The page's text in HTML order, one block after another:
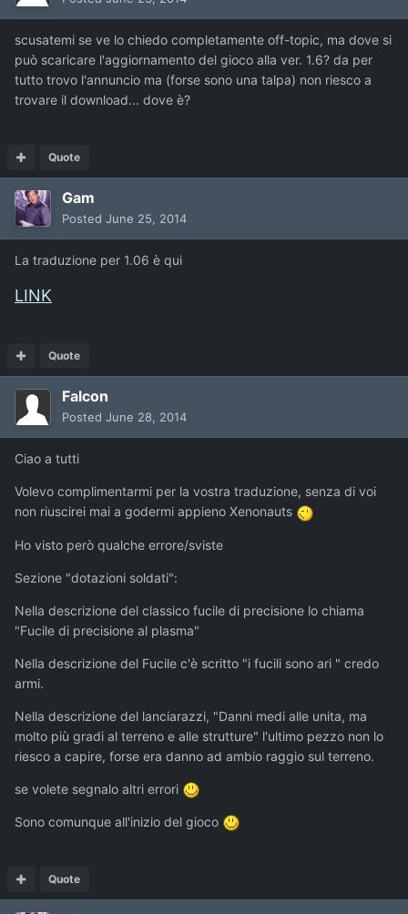
scusatemi se ve lo chiedo completamente off-topic, ma dove si
può scaricare l'aggiornamento del gioco alla ver. 1.6? da per
tutto trovo l'annuncio ma (forse sono una talpa) non riesco a
trovare il download... dove è?
Quote
Gam
Posted June 25, 2014
La traduzione per 1.06 è qui
LINK
Quote
Falcon
Posted June 28, 2014
Ciao a tutti
Volevo complimentarmi per la vostra traduzione, senza di voi
non riuscirei mai a godermi appieno Xenonauts
Ho visto però qualche errore/sviste
Sezione "dotazioni soldati":
Nella descrizione del classico fucile di precisione lo chiama
"Fucile di precisione al plasma"
Nella descrizione del Fucile c'è scritto "i fucili sono ari " credo
armi.
Nella descrizione del lanciarazzi, "Danni medi alle unita, ma
molto più gradi al terreno e alle strutture" l'ultimo pezzo non lo
riesco a capire, forse era danno ad ambio raggio sul terreno.
se volete segnalo altri errori
Sono comunque all'inizio del gioco
Quote